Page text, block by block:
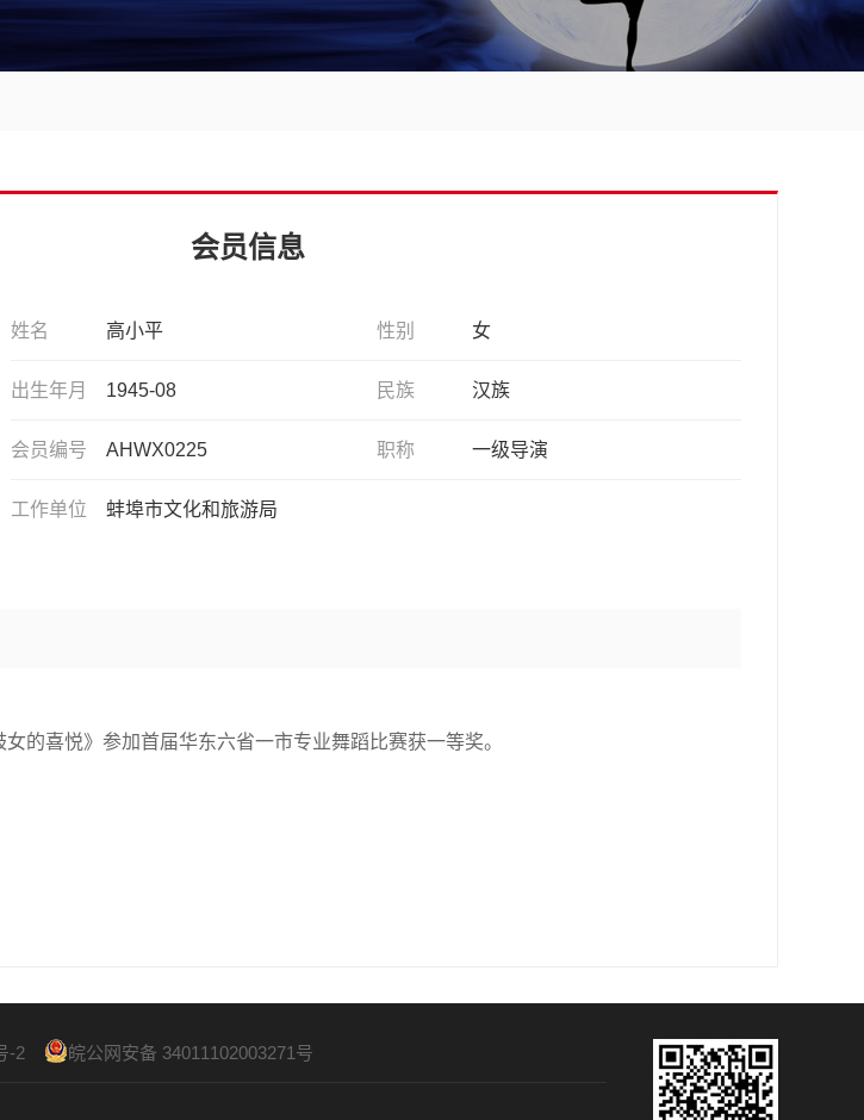
会员信息
姓名 高小平 性别 女
出生年月 1945-08 民族 汉族
会员编号 AHWX0225 职称 一级导演
工作单位 蚌埠市文化和旅游局
喜悦》参加首届华东六省一市专业舞蹈比赛获一等奖。
-2 皖公网安备 34011102003271号